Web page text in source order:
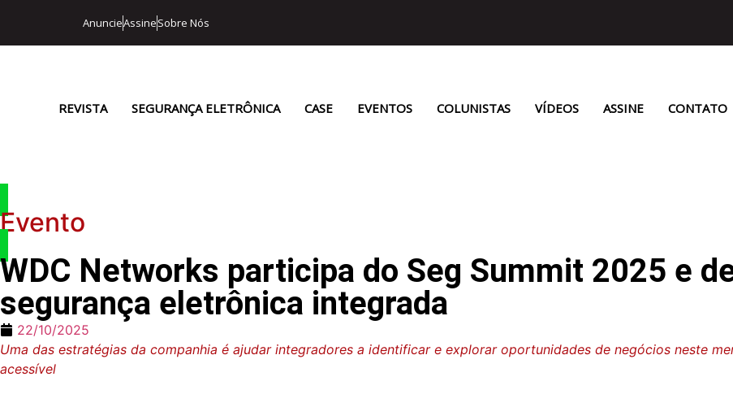
AnuncieAssineSobre Nós
REVISTA SEGURANÇA ELETRÔNICA CASE EVENTOS COLUNISTAS VÍDEOS ASSINE CONTATO
Evento
WDC Networks participa do Seg Summit 2025 e
segurança eletrônica integrada
22/10/2025
Uma das estratégias da companhia é ajudar integradores a identificar e explorar oportunidades de negócios neste
acessível